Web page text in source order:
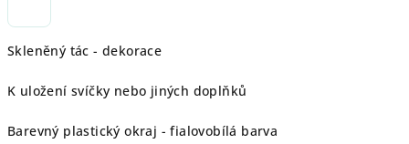
Skleněný tác - dekorace
K uložení svíčky nebo jiných doplňků
Barevný plastický okraj - fialovobílá barva